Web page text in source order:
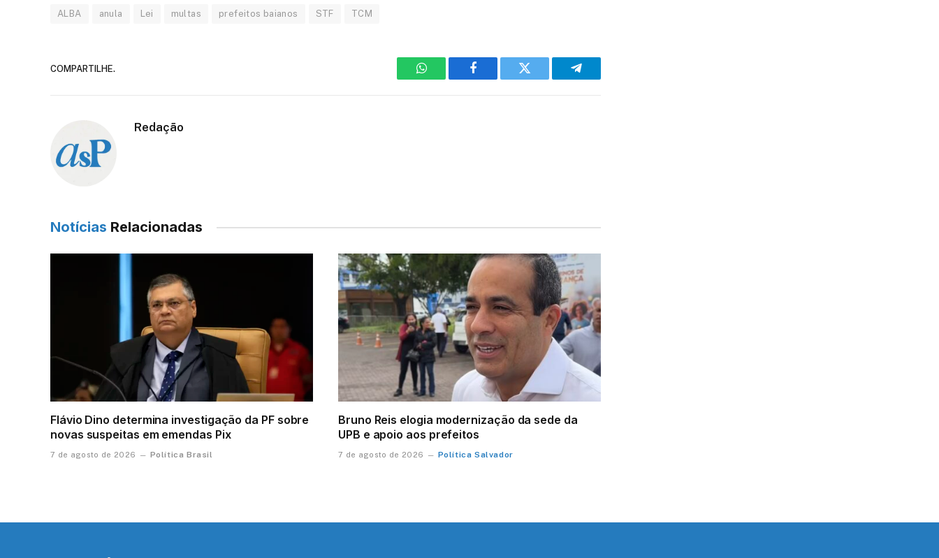
ALBA anula Lei multas prefeitos baianos STF TCM
COMPARTILHE.
WhatsAppFacebook Twitter Telegram
Redação
Notícias Relacionadas
Flávio Dino determina investigação da PF sobre
novas suspeitas em emendas Pix
7 de agosto de 2026 Política Brasil
Bruno Reis elogia modernização da sede da
UPB e apoio aos prefeitos
7 de agosto de 2026 Política Salvador